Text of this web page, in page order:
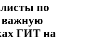
по
важную
ГИТ на